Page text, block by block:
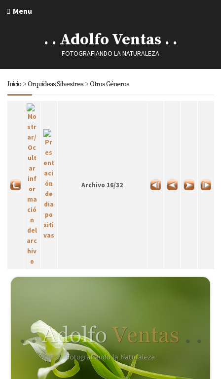
Menu
. . Adolfo Ventas . .
FOTOGRAFIANDO LA NATURALEZA
Inicio>Orquídeas Silvestres>Otros Géneros
Archivo 16/32